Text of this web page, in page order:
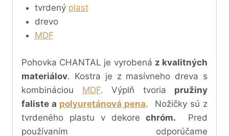
tvrdený plast
drevo
MDF
Pohovka CHANTAL je vyrobená z kvalitných
materiálov. Kostra je z masívneho dreva s
kombináciou
MDF. Výplň tvoria
pružiny
faliste a polyuretánová pena. Nožičky sú z
tvrdeného plastu v dekorechróm.
Pred
používaním odporúčame